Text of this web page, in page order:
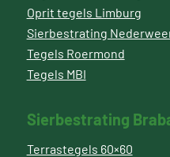
Oprit tegels Limburg
Sierbestrating
Tegels Roermond
Tegels MBI
Sierbestrating
Terrastegels 60×60